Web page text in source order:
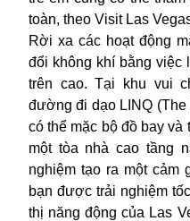
toàn, theo Visit Las
Rời xa các hoạt động
đổi không khí bằng việc
trên cao. Tại khu vui
đường đi dạo LINQ (The
có thể mặc bộ đồ bay
một tòa nhà cao tầng
nghiệm tạo ra một cảm
bạn được trải nghiệm
thị năng động của Las